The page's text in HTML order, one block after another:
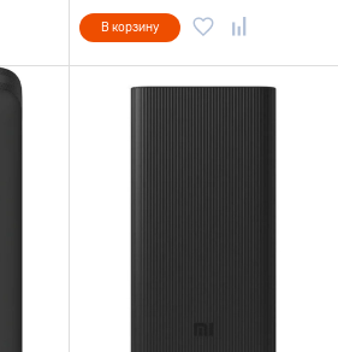
В корзину